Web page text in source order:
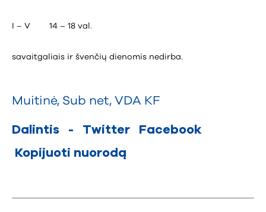
I – V 14 – 18 val.
savaitgaliais ir švenčių dienomis nedirba.
Muitinė, Sub net, VDA KF
Dalintis - Twitter
Facebook
Kopijuoti nuorodą